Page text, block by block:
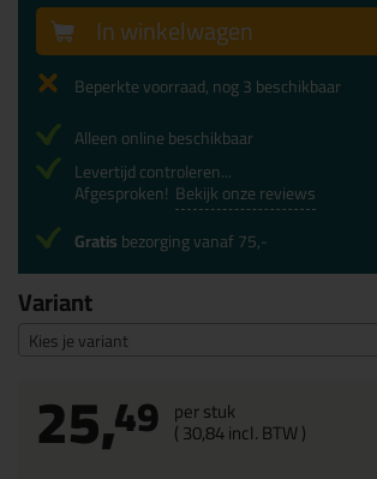
Variant
Kies je variant
25,49 per stuk
(30,84incl. BTW )
In winkelwagen
Beperkte voorraad, nog 3 beschikbaar
Alleen online beschikbaar
Levertijd controleren...
Afgesproken! Bekijk onze reviews
Gratisbezorging vanaf 75,-